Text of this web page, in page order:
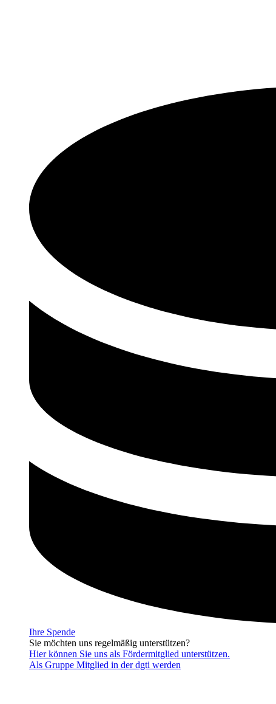
Ihre Spende
Sie möchten uns regelmäßig unterstützen?
Hier können Sie uns als Fördermitglied unterstützen.
Als Gruppe Mitglied in der dgti werden